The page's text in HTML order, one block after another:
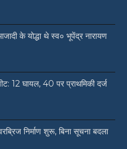
के योद्धा थे स्व० भूपेंद्र नारायण
12 घायल, 40 पर प्राथमिकी दर्ज
निर्माण शुरू, बिना सूचना बदला